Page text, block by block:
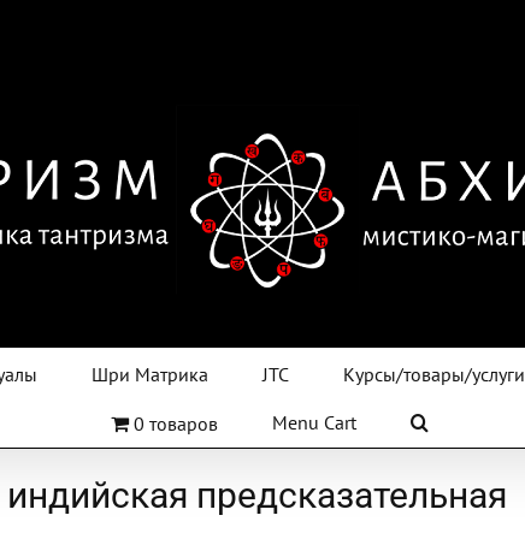
Шри Матрика JTC Курсы/товары/услуги
0 товаров Menu Cart
предсказательная